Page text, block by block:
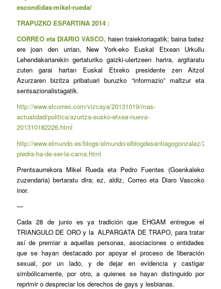
escondidas-mikel-rueda/
TRAPUZKO ESPARTINA 2014 :
CORREO eta DIARIO VASCO, haien traiektoriagatik; baina batez
ere joan den urrian, New York-eko Euskal Etxean Urkullu
Lehendakariarekin gertaturiko gaizki-ulertzeen harira, argitaratu
zuten garai hartan Euskal Etxeko presidente zen Aitzol
Azurzaren bizitza pribatuari buruzko “informazio” maltzur eta
sentsazionalistagatik.
http://www.elcorreo.com/vizcaya/20131019/mas-
actualidad/politica/azurtza-eusko-etxea-nueva-
201310182226.html
http://www.elmundo.es/blogs/elmundo/elblogdesantiagogonzalez/2013/
piedra-ha-de-ser-la-cama.html
Prentsaurrekora Mikel Rueda eta Pedro Fuentes (Goenkaleko
zuzendaria) bertaratu dira; ez, aldiz, Correo eta Diaro Vascoko
inor.
—
Cada 28 de junio es ya tradición que EHGAM entregue el
TRIANGULO DE ORO y la ALPARGATA DE TRAPO, para tratar
así de premiar a aquellas personas, asociaciones o entidades
que se hayan destacado por apoyar el proceso de liberación
sexual, por un lado, y de dejar en evidencia y castigar
simbólicamente, por otro, a quienes se hayan distinguido por
reprimir o despreciar los derechos de gays y lesbianas.